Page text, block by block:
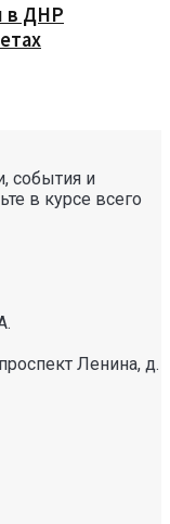
в ДНР
события и
в курсе всего
Ленина, д.